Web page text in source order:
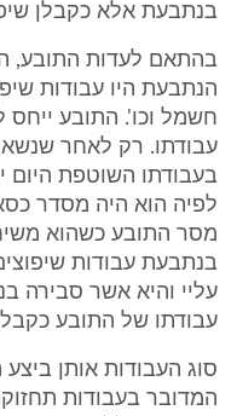
בנתבעת אלא כקבלן
בהתאם לעדות התובע,
הנתבעת היו עבודות
חשמל וכו'. התובע ייחס
עבודתו. רק לאחר
בעבודתו השוטפת
לפיה הוא היה מסדר
מסר התובע כשהוא
בנתבעת עבודות
עליי והיא אשר סבירה
עבודתו של התובע
סוג העבודות אותן
המדובר בעבודות